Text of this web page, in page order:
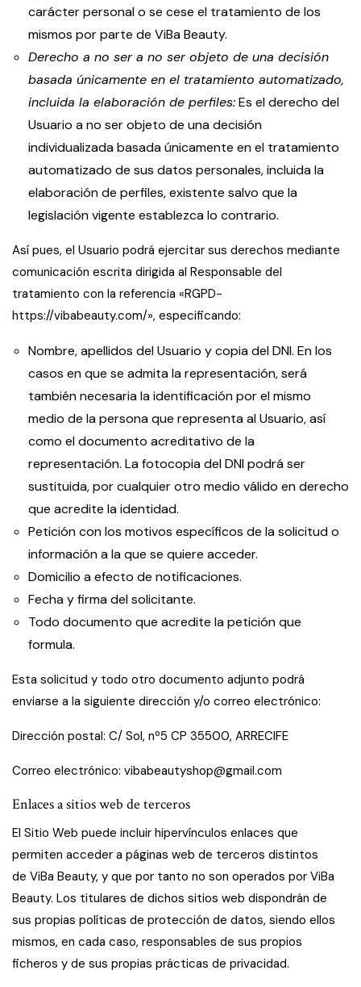
carácter personal o se cese el tratamiento de los
mismos por parte de ViBa Beauty.
Derecho a no ser a no ser objeto de una decisión
basada únicamente en el tratamiento automatizado,
incluida la elaboración de perfiles:Es el derecho del
Usuario a no ser objeto de una decisión
individualizada basada únicamente en el tratamiento
automatizado de sus datos personales, incluida la
elaboración de perfiles, existente salvo que la
legislación vigente establezca lo contrario.
Así pues, el Usuario podrá ejercitar sus derechos mediante
comunicación escrita dirigida al Responsable del
tratamiento con la referencia «RGPD-
https://vibabeauty.com/», especificando:
Nombre, apellidos del Usuario y copia del DNI. En los
casos en que se admita la representación, será
también necesaria la identificación por el mismo
medio de la persona que representa al Usuario, así
como el documento acreditativo de la
representación. La fotocopia del DNI podrá ser
sustituida, por cualquier otro medio válido en derecho
que acredite la identidad.
Petición con los motivos específicos de la solicitud o
información a la que se quiere acceder.
Domicilio a efecto de notificaciones.
Fecha y firma del solicitante.
Todo documento que acredite la petición que
formula.
Esta solicitud y todo otro documento adjunto podrá
enviarse a la siguiente dirección y/o correo electrónico:
Dirección postal: C/ Sol, nº5 CP 35500, ARRECIFE
Correo electrónico: vibabeautyshop@gmail.com
Enlaces a sitios web de terceros
El Sitio Web puede incluir hipervínculos enlaces que
permiten acceder a páginas web de terceros distintos
de ViBa Beauty, y que por tanto no son operados por ViBa
Beauty. Los titulares de dichos sitios web dispondrán de
sus propias políticas de protección de datos, siendo ellos
mismos, en cada caso, responsables de sus propios
ficheros y de sus propias prácticas de privacidad.